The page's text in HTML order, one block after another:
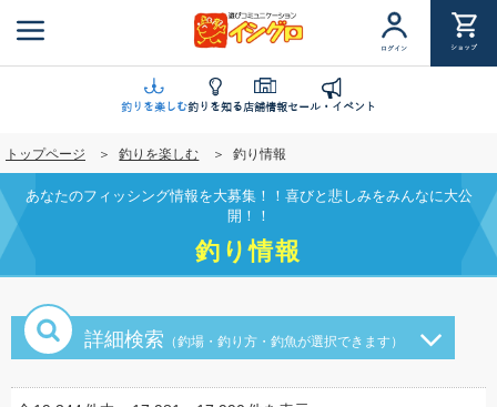
ン
に
移
動
ログイン ショップ
釣りを楽しむ釣りを知る店舗情報セール・イベント
トップページ 釣りを楽しむ 釣り情報
あなたのフィッシング情報を大募集！！喜びと悲しみをみんなに大公
開！！
釣り情報
詳細検索 （釣場・釣り方・釣魚が選択できます）